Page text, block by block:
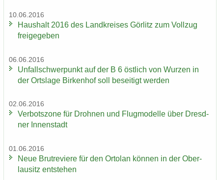
10.06.2016
Haus­halt 2016 des Land­krei­ses Gör­litz zum Voll­zug
frei­ge­ge­ben
06.06.2016
Un­fall­schwer­punkt auf der B 6 öst­lich von Wur­zen in
der Orts­la­ge Bir­ken­hof soll be­sei­tigt wer­den
02.06.2016
Ver­bots­zo­ne für Droh­nen und Flug­mo­del­le über Dresd­
ner In­nen­stadt
01.06.2016
Neue Brut­re­vie­re für den Or­to­lan kön­nen in der Ober­
lau­sitz ent­ste­hen